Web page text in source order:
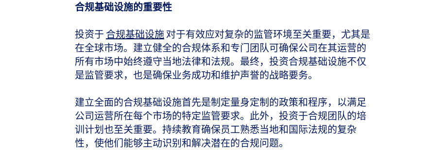
合规基础设施的重要性
投资于 合规基础设施对于有效应对复杂的监管环境至关重要，尤其是
在全球市场。建立健全的合规体系和专门团队可确保公司在其运营的
所有市场中始终遵守当地法律和法规。最终，投资合规基础设施不仅
是监管要求，也是确保业务成功和维护声誉的战略要务。
建立全面的合规基础设施首先是制定量身定制的政策和程序，以满足
公司运营所在每个市场的特定监管要求。此外，投资于合规团队的培
训计划也至关重要。持续教育确保员工熟悉当地和国际法规的复杂
性，使他们能够主动识别和解决潜在的合规问题。